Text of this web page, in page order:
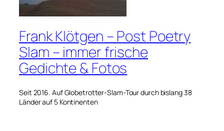
Frank Klötgen – Post Poetry
Slam – immer frische
Gedichte & Fotos
Seit 2016. Auf Globetrotter-Slam-Tour durch bislang 38
Länder auf 5 Kontinenten